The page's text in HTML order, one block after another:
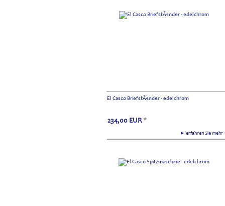
El Casco BriefstÃ€nder - edelchrom
► erfahren Sie
234,00 EUR *